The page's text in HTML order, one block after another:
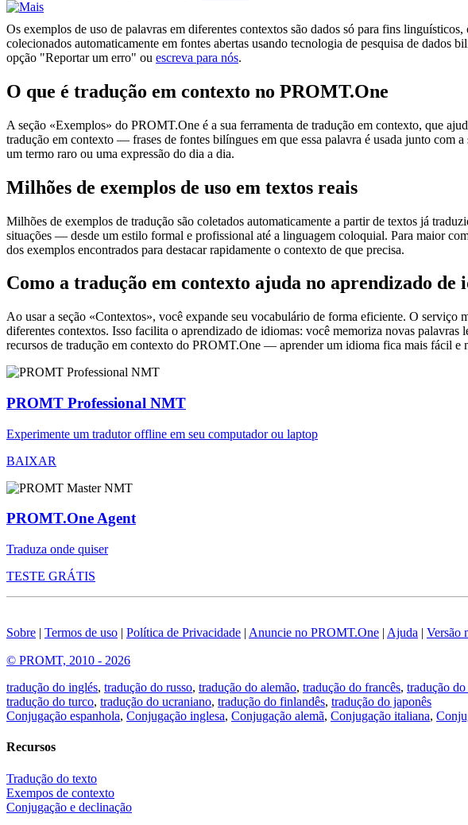
Os exemplos de uso de palavras em diferentes contextos são dados só para fins
colecionados automaticamente em fontes abertas usando tecnologia de pesquisa de
opção "Reportar um erro" ou escreva para nós.
O que é tradução em contexto no PROMT.One
A seção «Exemplos» do PROMT.One é a sua ferramenta de tradução em contexto, que
tradução em contexto — frases de fontes bilíngues em que essa palavra é usada junto com
um termo raro ou uma expressão do dia a dia.
Milhões de exemplos de uso em textos reais
Milhões de exemplos de tradução são coletados automaticamente a partir de textos já
situações — desde um estilo formal e profissional até a linguagem coloquial. Para maior
dos exemplos encontrados para destacar rapidamente o contexto de que precisa.
Como a tradução em contexto ajuda no aprendizado de
Ao usar a seção «Contextos», você expande seu vocabulário de forma eficiente. O serviço
diferentes contextos. Isso facilita o aprendizado de idiomas: você memoriza novas
recursos de tradução em contexto do PROMT.One — aprender um idioma fica mais fácil e
PROMT Professional NMT
Experimente um tradutor offline em seu computador ou laptop
BAIXAR
PROMT.One Agent
Traduza onde quiser
TESTE GRÁTIS
Sobre | Termos de uso | Política de Privacidade | Anuncie no PROMT.One | Ajuda | Versão
© PROMT, 2010 - 2026
tradução do inglés, tradução do russo, tradução do alemão, tradução do francês, tradução do
tradução do turco, tradução do ucraniano, tradução do finlandês, tradução do japonês
Conjugação espanhola, Conjugação inglesa, Conjugação alemã, Conjugação italiana,
Recursos
Tradução do texto
Exempos de contexto
Conjugação e declinação